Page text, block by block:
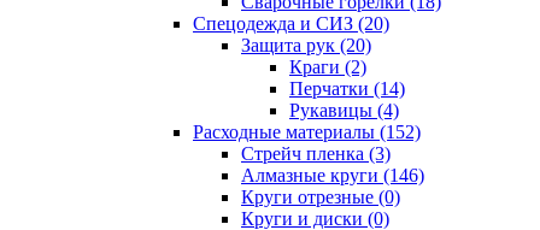
Спецодежда и СИЗ (20)
Защита рук (20)
Краги (2)
Перчатки (14)
Рукавицы (4)
Расходные материалы (152)
Стрейч пленка (3)
Алмазные круги (146)
Круги отрезные (0)
Круги и диски (0)